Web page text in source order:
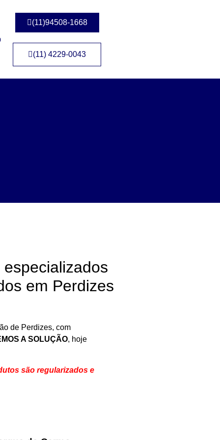
(11)94508-1668
(11) 4229-0043
em Perdizes
de Perdizes, com
A SOLUÇÃO, hoje
são regularizados e